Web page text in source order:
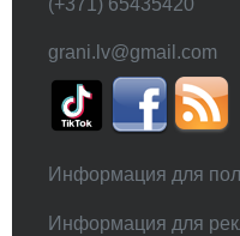
(+371) 65435420
grani.lv@gmail.com
Информация для
Информация для